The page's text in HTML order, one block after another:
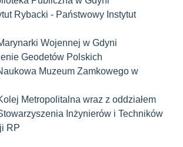
Rybacki - Państwowy Instytut
Wojennej w Gdyni
Geodetów Polskich
Muzeum Zamkowego w
Metropolitalna wraz z oddziałem
Inżynierów i Techników
RP